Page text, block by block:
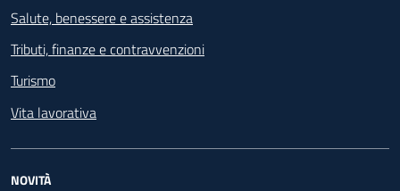
Salute, benessere e assistenza
Tributi, finanze e contravvenzioni
Turismo
Vita lavorativa
NOVITÀ